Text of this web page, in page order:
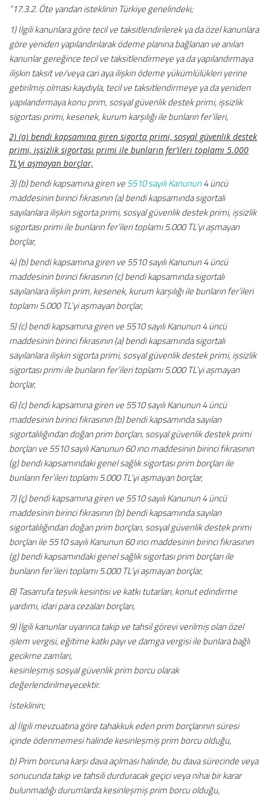
“17.3.2. Öte yandan isteklinin Türkiye genelindeki;
1) İlgili kanunlara göre tecil ve taksitlendirilerek ya da özel kanunlara
göre yeniden yapılandırılarak ödeme planına bağlanan ve anılan
kanunlar gereğince tecil ve taksitlendirmeye ya da yapılandırmaya
ilişkin taksit ve/veya cari aya ilişkin ödeme yükümlülükleri yerine
getirilmiş olması kaydıyla, tecil ve taksitlendirmeye ya da yeniden
yapılandırmaya konu prim, sosyal güvenlik destek primi, işsizlik
sigortası primi, kesenek, kurum karşılığı ile bunların fer’ileri,
2) (a) bendi kapsamına giren sigorta primi, sosyal güvenlik destek
primi, işsizlik sigortası primi ile bunların fer’ileri toplamı 5.000
TL’yi aşmayan borçlar,
3) (b) bendi kapsamına giren ve5510 sayılı Kanunun4 üncü
maddesinin birinci fıkrasının (a) bendi kapsamında sigortalı
sayılanlara ilişkin sigorta primi, sosyal güvenlik destek primi, işsizlik
sigortası primi ile bunların fer’ileri toplamı 5.000 TL’yi aşmayan
borçlar,
4) (b) bendi kapsamına giren ve 5510 sayılı Kanunun 4 üncü
maddesinin birinci fıkrasının (c) bendi kapsamında sigortalı
sayılanlara ilişkin prim, kesenek, kurum karşılığı ile bunların fer’ileri
toplamı 5.000 TL’yi aşmayan borçlar,
5) (c) bendi kapsamına giren ve 5510 sayılı Kanunun 4 üncü
maddesinin birinci fıkrasının (a) bendi kapsamında sigortalı
sayılanlara ilişkin sigorta primi, sosyal güvenlik destek primi, işsizlik
sigortası primi ile bunların fer’ileri toplamı 5.000 TL’yi aşmayan
borçlar,
6) (c) bendi kapsamına giren ve 5510 sayılı Kanunun 4 üncü
maddesinin birinci fıkrasının (b) bendi kapsamında sayılan
sigortalılığından doğan prim borçları, sosyal güvenlik destek primi
borçları ve 5510 sayılı Kanunun 60 ıncı maddesinin birinci fıkrasının
(g) bendi kapsamındaki genel sağlık sigortası prim borçları ile
bunların fer’ileri toplamı 5.000 TL’yi aşmayan borçlar,
7) (ç) bendi kapsamına giren ve 5510 sayılı Kanunun 4 üncü
maddesinin birinci fıkrasının (b) bendi kapsamında sayılan
sigortalılığından doğan prim borçları, sosyal güvenlik destek primi
borçları ile 5510 sayılı Kanunun 60 ıncı maddesinin birinci fıkrasının
(g) bendi kapsamındaki genel sağlıksigortası prim borçları ile
bunların fer’ileri toplamı 5.000 TL’yi aşmayan borçlar,
8) Tasarrufa teşvik kesintisi ve katkı tutarları, konut edindirme
yardımı, idari para cezaları borçları,
9) İlgili kanunlar uyarınca takip ve tahsil görevi verilmiş olan özel
işlem vergisi, eğitime katkı payı ve damga vergisi ile bunlara bağlı
gecikme zamları,
kesinleşmiş sosyal güvenlik prim borcu olarak
değerlendirilmeyecektir.
İsteklinin;
a) İlgili mevzuatına göre tahakkuk eden prim borçlarının süresi
içinde ödenmemesi halinde kesinleşmiş prim borcu olduğu,
b) Prim borcuna karşı dava açılması halinde, bu dava sürecinde veya
sonucunda takip ve tahsili durduracak geçici veya nihai bir karar
bulunmadığı durumlarda kesinleşmiş prim borcu olduğu,